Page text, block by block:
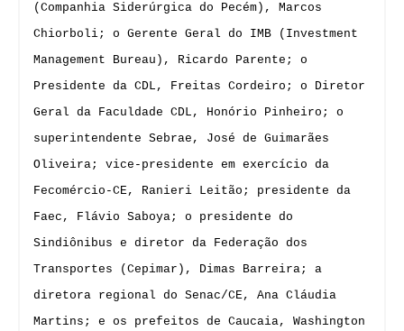
(Companhia Siderúrgica do Pecém), Marcos
Chiorboli; o Gerente Geral do IMB (Investment
Management Bureau), Ricardo Parente; o
Presidente da CDL, Freitas Cordeiro; o Diretor
Geral da Faculdade CDL, Honório Pinheiro; o
superintendente Sebrae, José de Guimarães
Oliveira; vice-presidente em exercício da
Fecomércio-CE, Ranieri Leitão; presidente da
Faec, Flávio Saboya; o presidente do
Sindiônibus e diretor da Federação dos
Transportes (Cepimar), Dimas Barreira; a
diretora regional do Senac/CE, Ana Cláudia
Martins; e os prefeitos de Caucaia, Washington